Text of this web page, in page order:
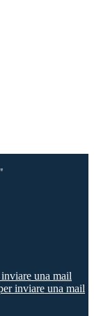
una mail
inviare una mail